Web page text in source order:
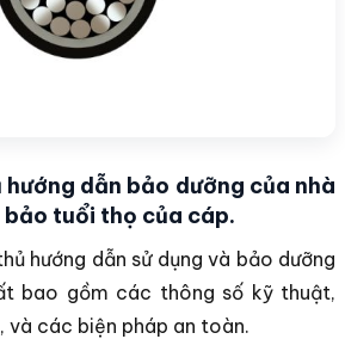
hướng dẫn bảo dưỡng của nhà
tuổi thọ của cáp.
hướng dẫn sử dụng và bảo dưỡng
bao gồm các thông số kỹ thuật,
và các biện pháp an toàn.